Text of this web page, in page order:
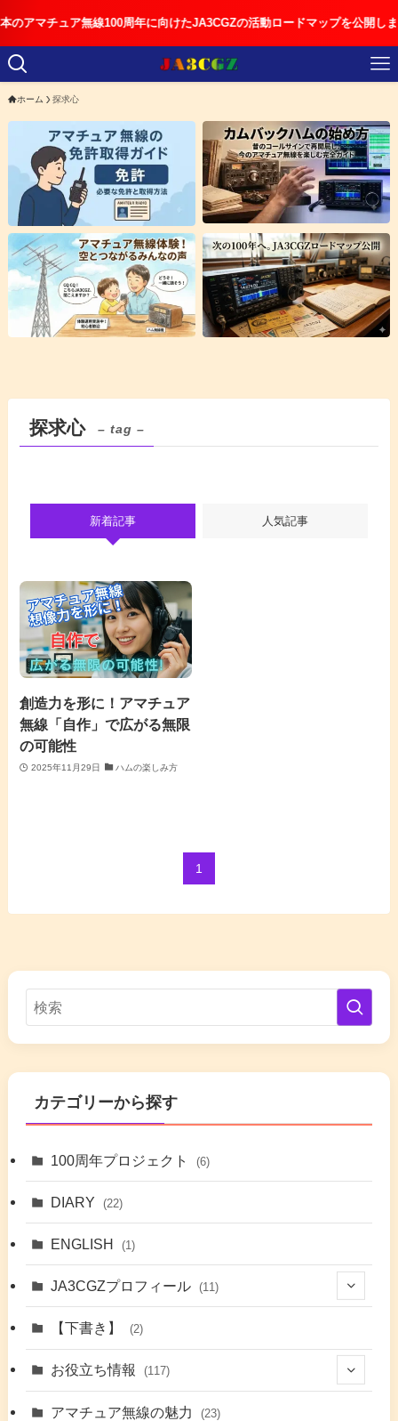
チュア無線100周年に向けたJA3CGZの活動ロードマップを公開しました
ホーム 探求心
探求心 – tag –
新着記事 人気記事
創造力を形に！アマチュア
無線「自作」で広がる無限
の可能性
2025年11月29日 ハムの楽しみ方
1
カテゴリーから探す
100周年プロジェクト (6)
DIARY (22)
ENGLISH (1)
JA3CGZプロフィール (11)
(7)
【下書き】 (2)
お役立ち情報 (117)
(48)
アマチュア無線の魅力 (23)